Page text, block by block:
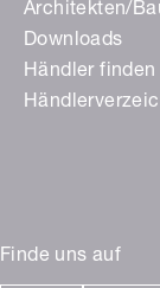
Finde uns auf
Architekten/
Downloads
Händler finden